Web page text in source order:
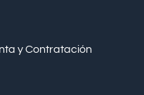
y Contratación